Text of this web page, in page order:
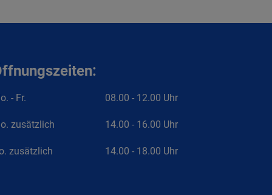
- Fr. 08.00 - 12.00 Uhr
zusätzlich 14.00 - 16.00 Uhr
zusätzlich 14.00 - 18.00 Uhr